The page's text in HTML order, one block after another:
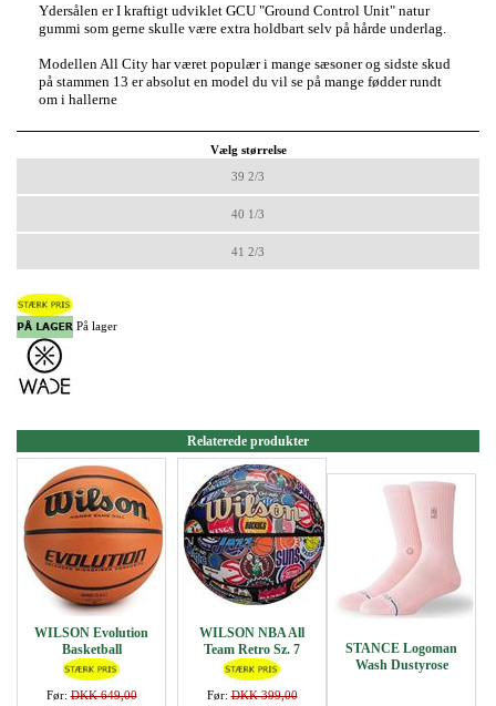
Ydersålen er I kraftigt udviklet GCU "Ground Control Unit" natur
gummi som gerne skulle være extra holdbart selv på hårde underlag.
Modellen All City har været populær i mange sæsoner og sidste skud
på stammen 13 er absolut en model du vil se på mange fødder rundt
om i hallerne
Vælg størrelse
39 2/3
40 1/3
41 2/3
På lager
Relaterede produkter
WILSON Evolution
Basketball
Før:DKK 649,00
WILSON NBA All
Team Retro Sz. 7
Før:DKK 399,00
STANCE Logoman
Wash Dustyrose